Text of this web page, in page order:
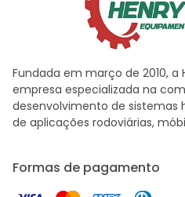
Fundada em março de 2010, a
empresa especializada na
desenvolvimento de sistemas
de aplicações rodoviárias,
Formas de pagamento